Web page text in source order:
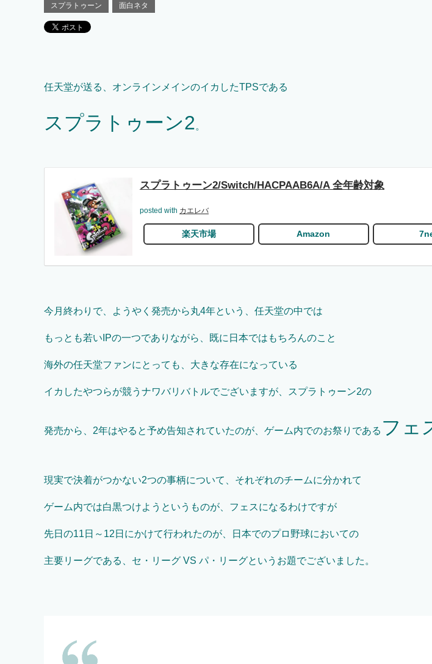
スプラトゥーン 面白ネタ
任天堂が送る、オンラインメインのイカしたTPSである
スプラトゥーン2。
スプラトゥーン2/Switch/HACPAAB6A/A 全年齢対象
posted with カエレバ
楽天市場 Amazon
今月終わりで、ようやく発売から丸4年という、任天堂の中では
もっとも若いIPの一つでありながら、既に日本ではもちろんのこと
海外の任天堂ファンにとっても、大きな存在になっている
イカしたやつらが競うナワバリバトルでございますが、スプラトゥーン2の
発売から、2年はやると予め告知されていたのが、ゲーム内でのお祭りである フェ
現実で決着がつかない2つの事柄について、それぞれのチームに分かれて
ゲーム内では白黒つけようというものが、フェスになるわけですが
先日の11日～12日にかけて行われたのが、日本でのプロ野球においての
主要リーグである、セ・リーグ VS パ・リーグというお題でございました。